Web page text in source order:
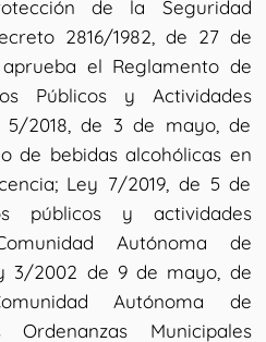
de la Seguridad
2816/1982, de 27 de
el Reglamento de
Públicos y Actividades
5/2018, de 3 de mayo, de
de bebidas alcohólicas en
Ley 7/2019, de 5 de
públicos y actividades
Autónoma de
3/2002 de 9 de mayo, de
Autónoma de
Municipales